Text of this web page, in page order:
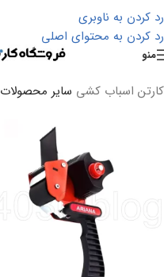
رد کردن به ناوبری
رد کردن به محتوای اصلی
منو
کارتن اسباب کشی سایر محصولات